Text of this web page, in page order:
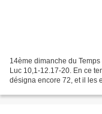
14ème dimanche du
Luc 10,1-12.17-20. En ce
désigna encore 72, et il les